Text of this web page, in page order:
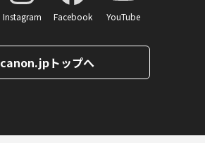
Instagram Facebook YouTube
canon.jpトップへ